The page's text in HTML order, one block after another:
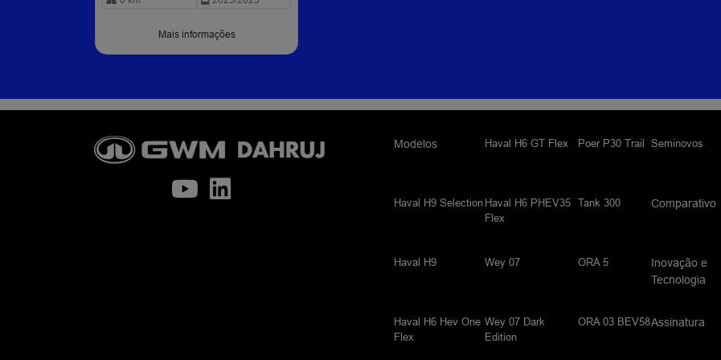
Mais informações
Modelos
Haval H9 Selection
Haval H9
Haval H6 Hev One
Flex
Haval H6 GT Flex
Haval H6 PHEV35
Flex
Wey 07
Wey 07 Dark
Edition
Poer P30 Trail
Tank 300
ORA 5
ORA 03 BEV58
Seminovos
Comparativo
Inovação e
Tecnologia
Assinatura